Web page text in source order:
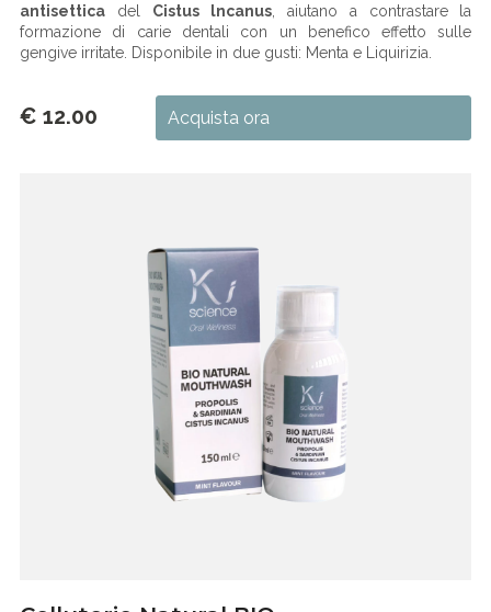
antisetticadel Cistus lncanus, aiutano a contrastare la
formazione di carie dentali con un benefico effetto sulle
gengive irritate. Disponibile in due gusti: Menta e Liquirizia.
€ 12.00 Acquista ora